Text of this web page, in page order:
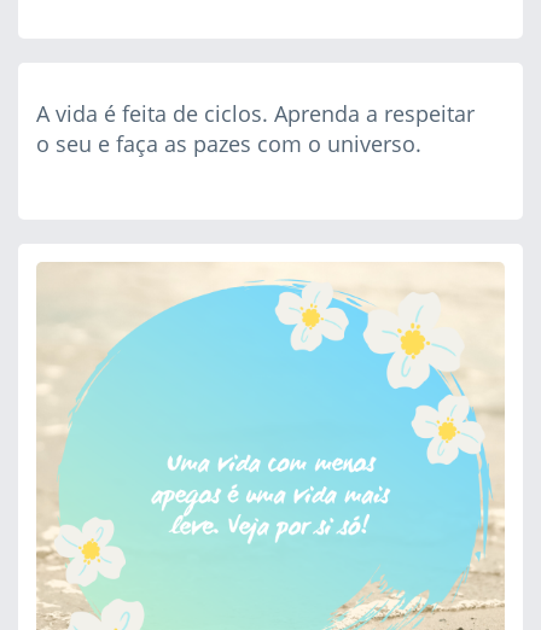
A vida é feita de ciclos. Aprenda a respeitar
o seu e faça as pazes com o universo.